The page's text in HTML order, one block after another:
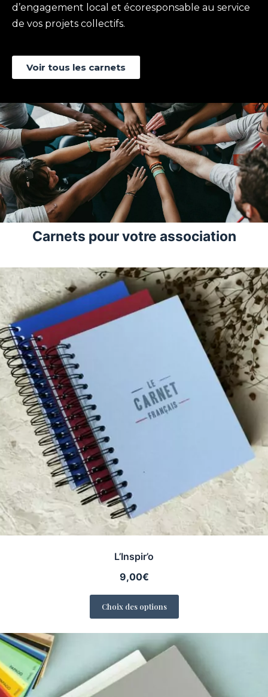
d’engagement local et écoresponsable au service
de vos projets collectifs.
Voir tous les carnets
Carnets pour votre association
L’Inspir’o
9,00€
Choix des options